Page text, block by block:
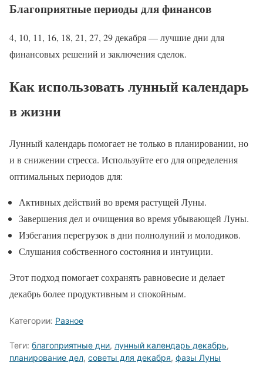
Благоприятные периоды для финансов
4, 10, 11, 16, 18, 21, 27, 29 декабря — лучшие дни для
финансовых решений и заключения сделок.
Как использовать лунный календарь
в жизни
Лунный календарь помогает не только в планировании, но
и в снижении стресса. Используйте его для определения
оптимальных периодов для:
Активных действий во время растущей Луны.
Завершения дел и очищения во время убывающей Луны.
Избегания перегрузок в дни полнолуний и молодиков.
Слушания собственного состояния и интуиции.
Этот подход помогает сохранять равновесие и делает
декабрь более продуктивным и спокойным.
Категории: Разное
Теги: благоприятные дни, лунный календарь декабрь,
планирование дел, советы для декабря, фазы Луны